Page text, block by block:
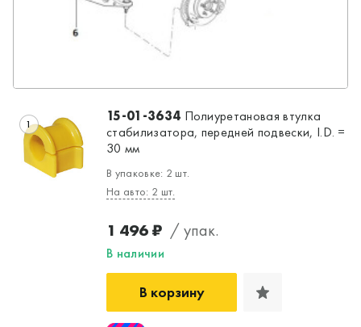
Нет, выбрать другой
1 15-01-3634 Полиуретановая втулка
стабилизатора, передней подвески, I.D. =
30 мм
В упаковке: 2 шт.
На авто: 2 шт.
1 496 ₽ / упак.
В наличии
В корзину